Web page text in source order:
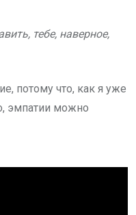
тебе, наверное,
потому что, как я уже
эмпатии можно